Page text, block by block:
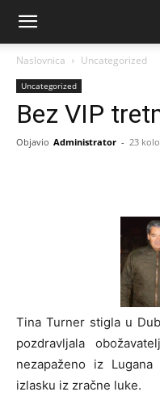
Naslovnica Uncategorized
Uncategorized
Bez VIP
Objavio Administrator - 23
Tina Turner stigla u
pozdravljala
nezapaženo iz
izlasku iz zračne luke.